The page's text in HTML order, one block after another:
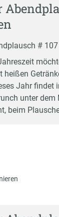
# 107
heißen
Jahr findet
unter dem
beim